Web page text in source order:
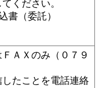
ください。
書（委託）
ＡＸのみ（０７９
たことを電話連絡